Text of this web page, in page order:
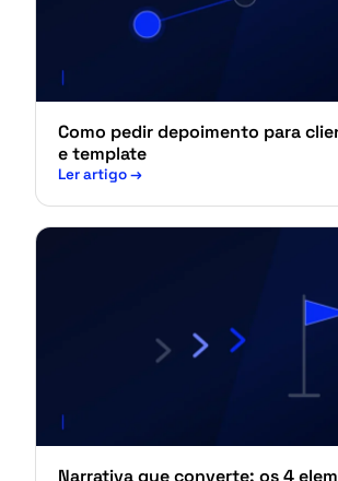
Como pedir depoimento para
e template
Ler artigo→
Narrativa que converte: os 4